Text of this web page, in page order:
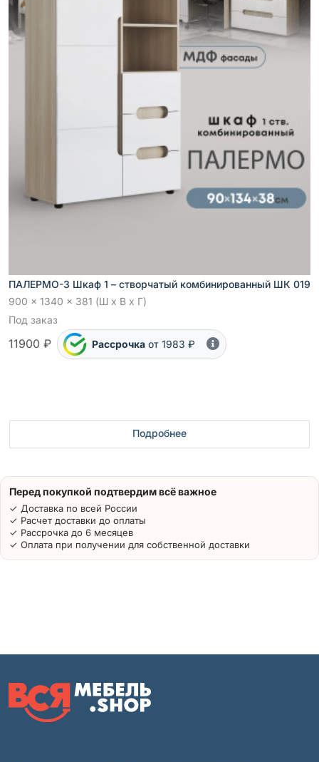
ПАЛЕРМО-3 Шкаф 1 – створчатый комбинированный ШК 019
900 x 1340 x 381 (Ш x В x Г)
Под заказ
11900 ₽ Рассрочка от 1983 ₽
Подробнее
Перед покупкой подтвердим всё важное
✓ Доставка по всей России
✓ Расчет доставки до оплаты
✓ Рассрочка до 6 месяцев
✓ Оплата при получении для собственной доставки